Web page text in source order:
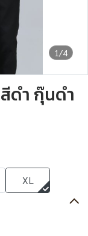
1/4
ดำ กุ๊นดำ
XL